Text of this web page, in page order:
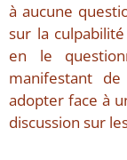
à aucune
sur la
en le
manifestant
adopter face à
discussion sur